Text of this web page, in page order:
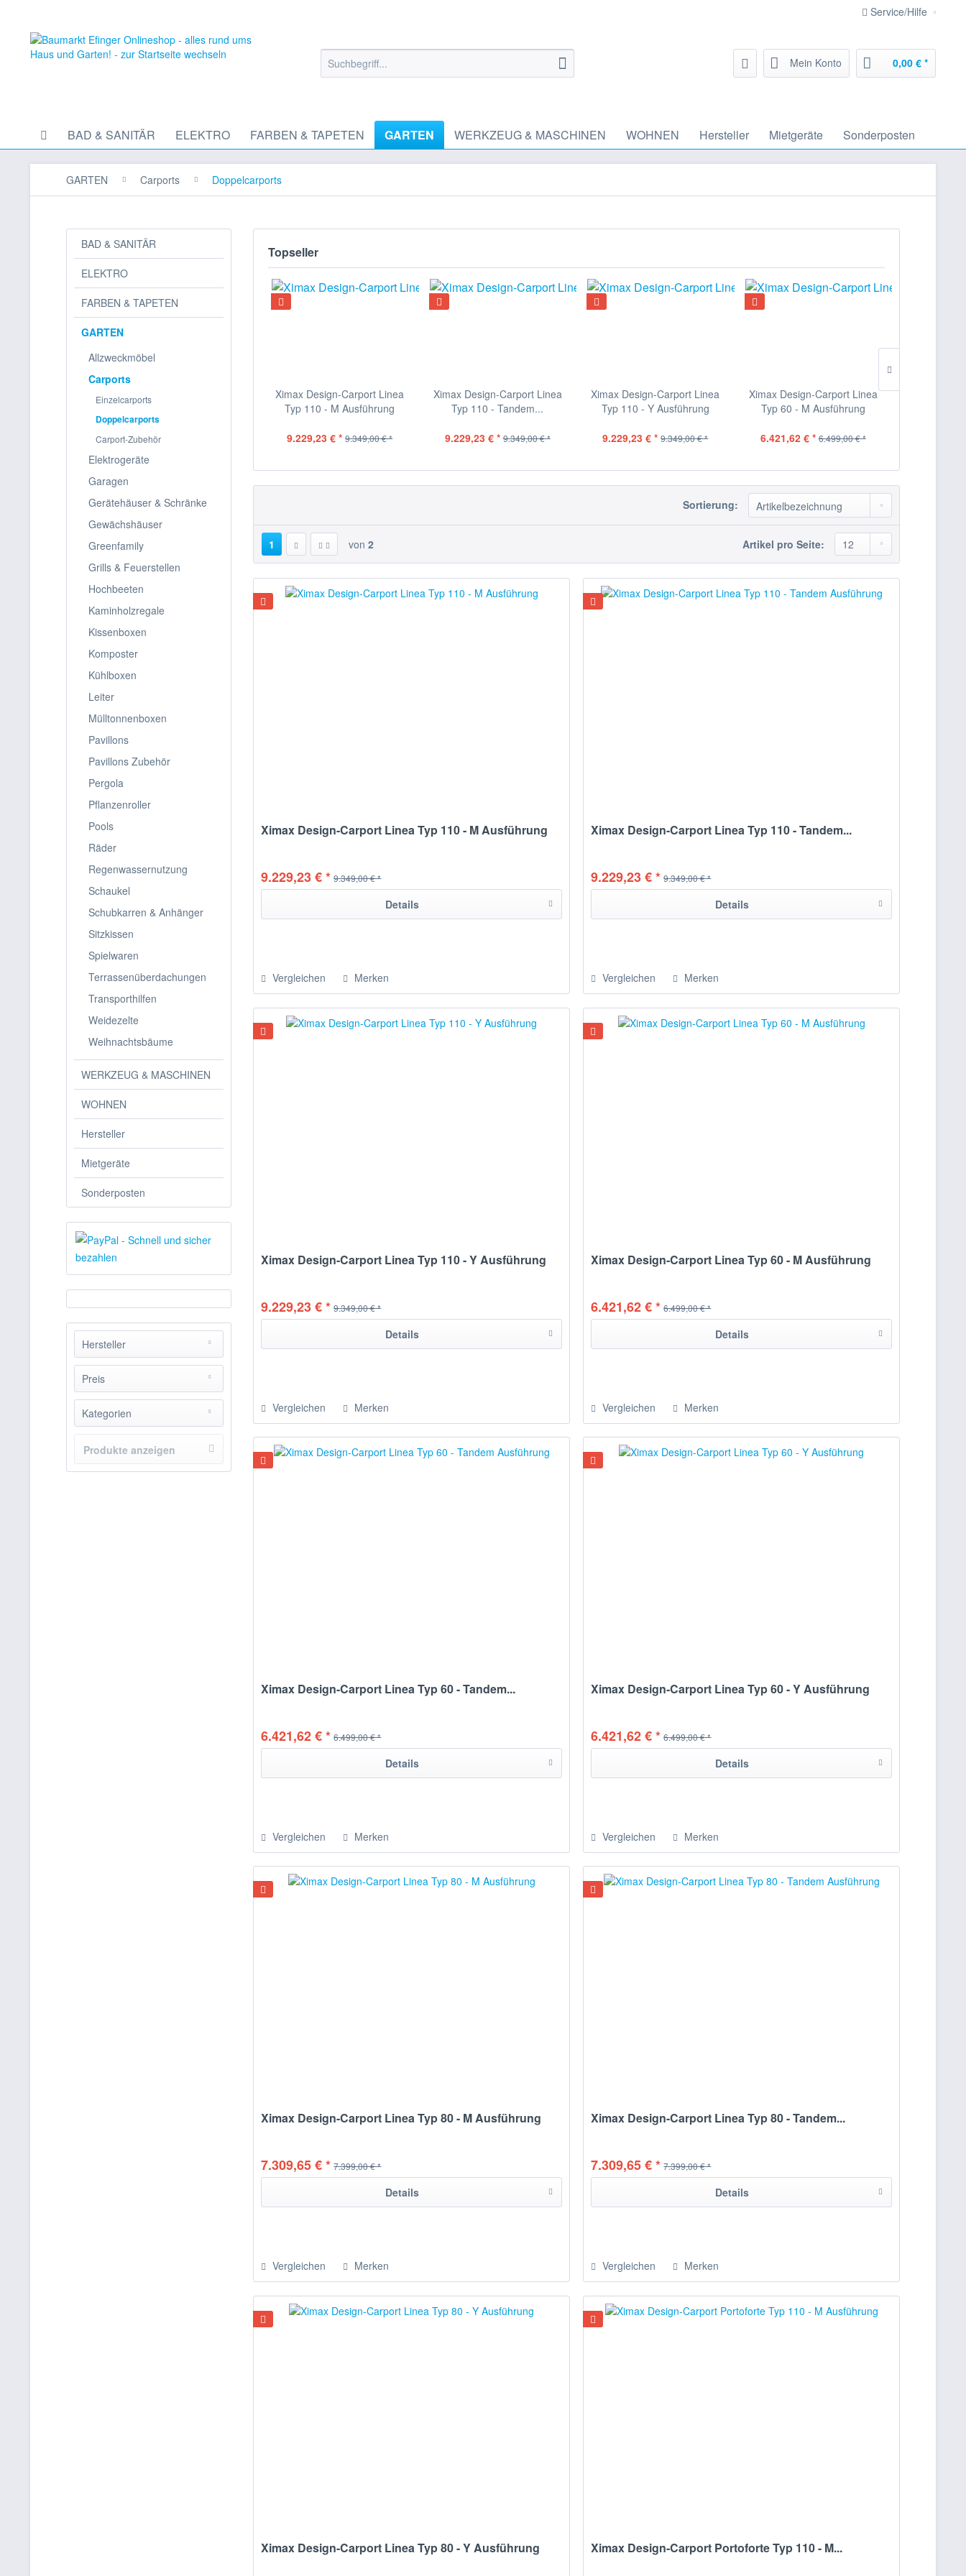
Service/Hilfe
Mein Konto 0,00 € *
BAD & SANITÄR ELEKTRO FARBEN & TAPETEN GARTEN WERKZEUG & MASCHINEN WOHNEN Hersteller Mietgeräte Sonderposten
GARTEN Carports Doppelcarports
BAD & SANITÄR
ELEKTRO
FARBEN & TAPETEN
GARTEN
Allzweckmöbel
Carports
Einzelcarports
Doppelcarports
Carport-Zubehör
Elektrogeräte
Garagen
Gerätehäuser & Schränke
Gewächshäuser
Greenfamily
Grills & Feuerstellen
Hochbeeten
Kaminholzregale
Kissenboxen
Komposter
Kühlboxen
Leiter
Mülltonnenboxen
Pavillons
Pavillons Zubehör
Pergola
Pflanzenroller
Pools
Räder
Regenwassernutzung
Schaukel
Schubkarren & Anhänger
Sitzkissen
Spielwaren
Terrassenüberdachungen
Transporthilfen
Weidezelte
Weihnachtsbäume
WERKZEUG & MASCHINEN
WOHNEN
Hersteller
Mietgeräte
Sonderposten
Hersteller
Ximax
Preis
von4932,60 €bis
Kategorien
Doppelcarports
Produkte anzeigen
Topseller
Ximax Design-Carport Linea
Typ 110 - M Ausführung
9.229,23 € * 9.349,00 € *
Ximax Design-Carport Linea
Typ 110 - Tandem...
9.229,23 € * 9.349,00 € *
Ximax Design-Carport Linea
Typ 110 - Y Ausführung
9.229,23 € * 9.349,00 € *
Ximax Design-Carport Linea
Typ 60 - M Ausführung
6.421,62 € * 6.499,00 € *
Sortierung:
1 von 2 Artikel pro Seite:
Ximax Design-Carport Linea Typ 110 - M Ausführung
9.229,23 € * 9.349,00 € *
Details
Vergleichen Merken
Ximax Design-Carport Linea Typ 110 - Tandem...
9.229,23 € * 9.349,00 € *
Details
Vergleichen Merken
Ximax Design-Carport Linea Typ 110 - Y Ausführung
9.229,23 € * 9.349,00 € *
Details
Vergleichen Merken
Ximax Design-Carport Linea Typ 60 - M Ausführung
6.421,62 € * 6.499,00 € *
Details
Vergleichen Merken
Ximax Design-Carport Linea Typ 60 - Tandem...
6.421,62 € * 6.499,00 € *
Details
Vergleichen Merken
Ximax Design-Carport Linea Typ 60 - Y Ausführung
6.421,62 € * 6.499,00 € *
Details
Vergleichen Merken
Ximax Design-Carport Linea Typ 80 - M Ausführung
7.309,65 € * 7.399,00 € *
Details
Vergleichen Merken
Ximax Design-Carport Linea Typ 80 - Tandem...
7.309,65 € * 7.399,00 € *
Details
Vergleichen Merken
Ximax Design-Carport Linea Typ 80 - Y Ausführung Ximax Design-Carport Portoforte Typ 110 - M...